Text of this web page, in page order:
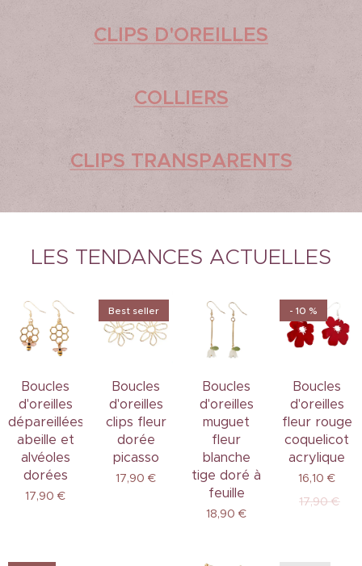
CLIPS D'OREILLES
COLLIERS
CLIPS TRANSPARENTS
LES TENDANCES ACTUELLES
Boucles
d'oreilles
dépareillées
abeille et
alvéoles
dorées
17,90 €
Boucles
d'oreilles
clips fleur
dorée
picasso
Best seller
17,90 €
Boucles
d'oreilles
muguet
fleur
blanche
tige doré à
feuille
18,90 €
Boucles
d'oreilles
fleur rouge
coquelicot
acrylique
- 10 %
16,10 €
17,90€